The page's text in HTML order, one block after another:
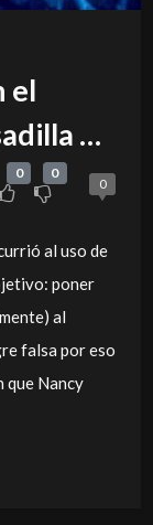
el
en
0 0
0
al uso de
poner
al
falsa por eso
que Nancy